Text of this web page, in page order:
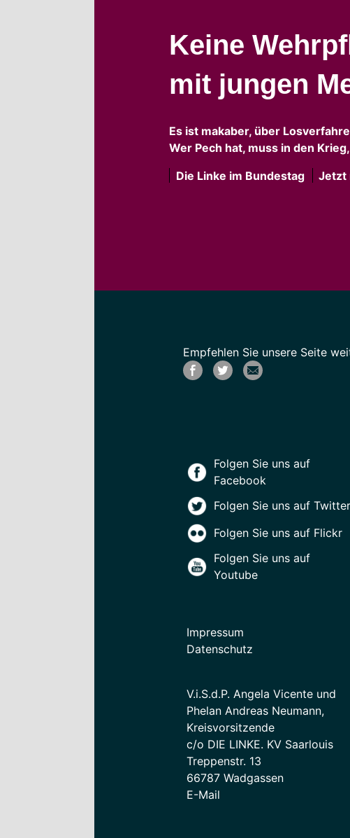
Keine
mit jungen
Es ist makaber, über
Wer Pech hat, muss in den
Die Linke im Bundestag
Jetzt
Empfehlen Sie unsere Seite
Folgen Sie uns auf
Facebook
Folgen Sie uns auf Twitter
Folgen Sie uns auf Flickr
Folgen Sie uns auf
Youtube
Impressum
Datenschutz
V.i.S.d.P. Angela Vicente und
Phelan Andreas Neumann,
Kreisvorsitzende
c/o DIE LINKE. KV Saarlouis
Treppenstr. 13
66787 Wadgassen
E-Mail